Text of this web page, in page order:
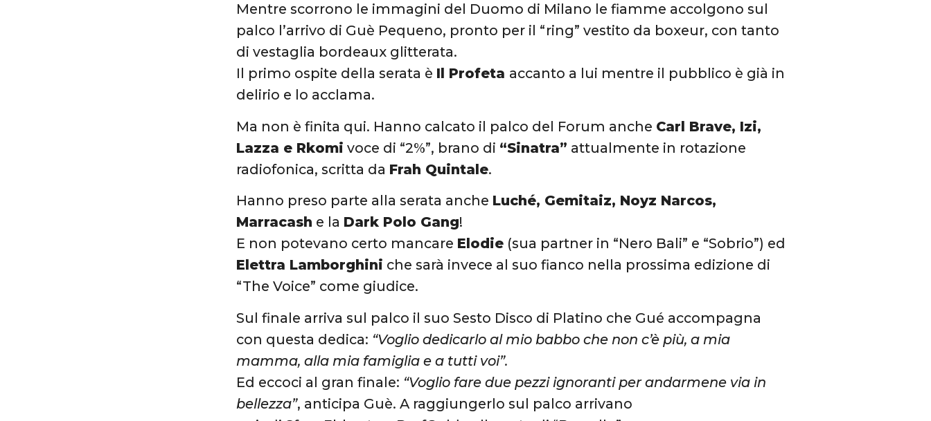
Mentre scorrono le immagini del Duomo di Milano le fiamme accolgono sul
palco l’arrivo di Guè Pequeno, pronto per il “ring” vestito da boxeur, con tanto
di vestaglia bordeaux glitterata.
Il primo ospite della serata è Il Profeta accanto a lui mentre il pubblico è già in
delirio e lo acclama.
Ma non è finita qui. Hanno calcato il palco del Forum anche Carl Brave, Izi,
Lazza e Rkomi voce di “2%”, brano di “Sinatra” attualmente in rotazione
radiofonica, scritta da Frah Quintale.
Hanno preso parte alla serata anche Luché, Gemitaiz, Noyz Narcos,
Marracash e la Dark Polo Gang!
E non potevano certo mancare Elodie (sua partner in “Nero Bali” e “Sobrio”) ed
Elettra Lamborghini che sarà invece al suo fianco nella prossima edizione di
“The Voice” come giudice.
Sul finale arriva sul palco il suo Sesto Disco di Platino che Gué accompagna
con questa dedica: “Voglio dedicarlo al mio babbo che non c’è più, a mia
mamma, alla mia famiglia e a tutti voi”.
Ed eccoci al gran finale: “Voglio fare due pezzi ignoranti per andarmene via in
bellezza”, anticipa Guè. A raggiungerlo sul palco arrivano